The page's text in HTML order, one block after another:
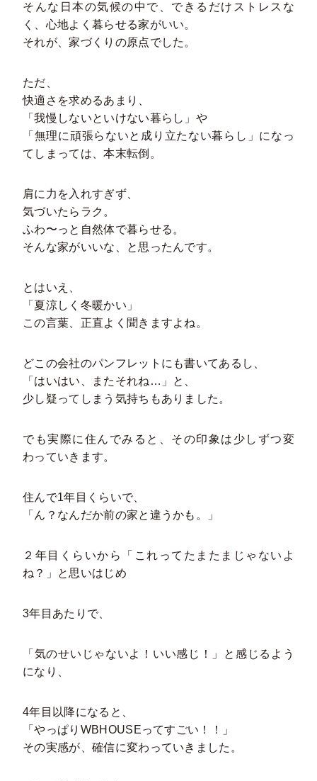
そんな日本の気候の中で、できるだけストレスな
く、心地よく暮らせる家がいい。
それが、家づくりの原点でした。
ただ、
快適さを求めるあまり、
「我慢しないといけない暮らし」や
「無理に頑張らないと成り立たない暮らし」になっ
てしまっては、本末転倒。
肩に力を入れすぎず、
気づいたらラク。
ふわ〜っと自然体で暮らせる。
そんな家がいいな、と思ったんです。
とはいえ、
「夏涼しく冬暖かい」
この言葉、正直よく聞きますよね。
どこの会社のパンフレットにも書いてあるし、
「はいはい、またそれね…」と、
少し疑ってしまう気持ちもありました。
でも実際に住んでみると、その印象は少しずつ変
わっていきます。
住んで1年目くらいで、
「ん？なんだか前の家と違うかも。」
２年目くらいから「これってたまたまじゃないよ
ね？」と思いはじめ
3年目あたりで、
「気のせいじゃないよ！いい感じ！」と感じるよう
になり、
4年目以降になると、
「やっぱりWBHOUSEってすごい！！」
その実感が、確信に変わっていきました。